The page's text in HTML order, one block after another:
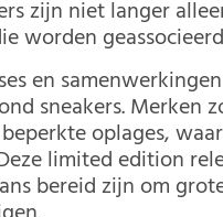
zijn niet langer
worden
en
sneakers. Merken
oplages,
limited edition
bereid zijn om